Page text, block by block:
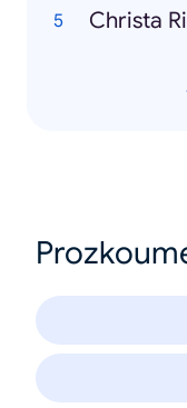
Christa